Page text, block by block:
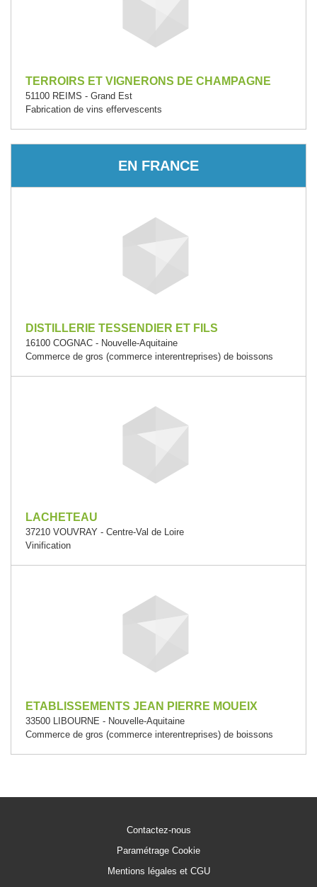
TERROIRS ET VIGNERONS DE CHAMPAGNE
51100 REIMS - Grand Est
Fabrication de vins effervescents
EN FRANCE
DISTILLERIE TESSENDIER ET FILS
16100 COGNAC - Nouvelle-Aquitaine
Commerce de gros (commerce interentreprises) de boissons
LACHETEAU
37210 VOUVRAY - Centre-Val de Loire
Vinification
ETABLISSEMENTS JEAN PIERRE MOUEIX
33500 LIBOURNE - Nouvelle-Aquitaine
Commerce de gros (commerce interentreprises) de boissons
Contactez-nous
Paramétrage Cookie
Mentions légales et CGU